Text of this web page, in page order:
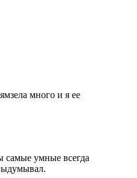
ела много и я ее
умные всегда